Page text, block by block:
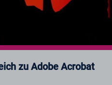
zu Adobe Acrobat